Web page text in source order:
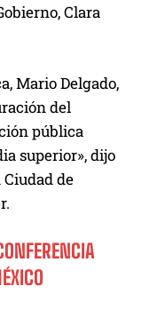
Clara
Mario Delgado,
del
pública
superior», dijo
de